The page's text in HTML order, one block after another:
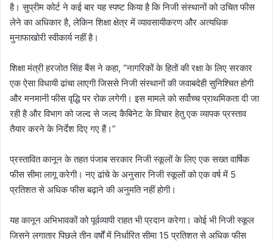
है। सुप्रीम कोर्ट ने कई बार यह स्पष्ट किया है कि निजी संस्थानों को उचित फीस
लेने का अधिकार है, लेकिन शिक्षा क्षेत्र में व्यावसायीकरण और अत्यधिक
मुनाफाखोरी स्वीकार्य नहीं है।
शिक्षा मंत्री हरजोत सिंह बैंस ने कहा, “नागरिकों के हितों की रक्षा के लिए सरकार
एक ऐसा विधायी ढांचा लाएगी जिससे निजी संस्थानों की जवाबदेही सुनिश्चित होगी
और मनमानी फीस वृद्धि पर रोक लगेगी। इस मामले को सर्वोच्च प्राथमिकता दी जा
रही है और विभाग को जल्द से जल्द कैबिनेट के विचार हेतु एक व्यापक प्रस्ताव
तैयार करने के निर्देश दिए गए हैं।”
प्रस्तावित कानून के तहत पंजाब सरकार निजी स्कूलों के लिए एक सख्त वार्षिक
फीस सीमा लागू करेगी। नए ढांचे के अनुसार निजी स्कूलों को एक वर्ष में 5
प्रतिशत से अधिक फीस बढ़ाने की अनुमति नहीं होगी।
यह कानून अभिभावकों को पूर्वव्यापी राहत भी प्रदान करेगा। कोई भी निजी स्कूल
जिसने लगातार पिछले तीन वर्षों में निर्धारित सीमा 15 प्रतिशत से अधिक फीस